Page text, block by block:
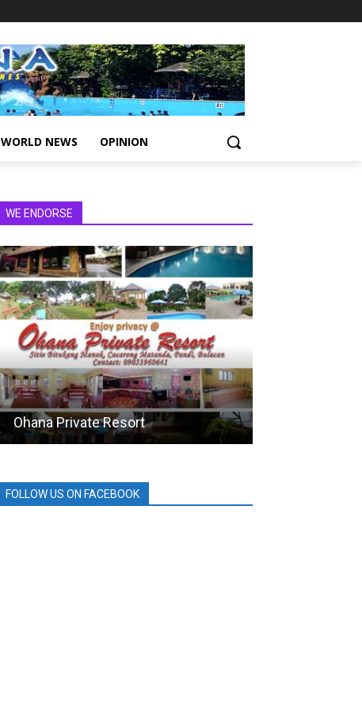
WORLD NEWS OPINION
WE ENDORSE
Ohana Private Resort
FOLLOW US ON FACEBOOK